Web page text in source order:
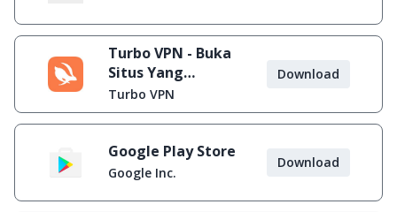
Turbo VPN - Buka
Situs Yang
Diblokir
Turbo VPN
Download
Google Play Store
Google Inc.
Download